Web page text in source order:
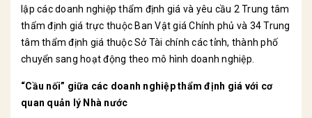
lập các doanh nghiệp thẩm định giá và yêu cầu 2 Trung tâm
thẩm định giá trực thuộc Ban Vật giá Chính phủ và 34 Trung
tâm thẩm định giá thuộc Sở Tài chính các tỉnh, thành phố
chuyển sang hoạt động theo mô hình doanh nghiệp.
“Cầu nối” giữa các doanh nghiệp thẩm định giá với cơ
quan quản lý Nhà nước